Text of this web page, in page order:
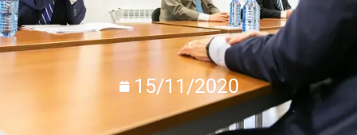
15/11/2020